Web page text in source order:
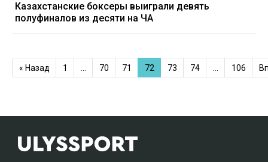
Казахстанские боксеры выиграли девять
полуфиналов из десяти на ЧА
« Назад 1 70 71 72 73 74 106